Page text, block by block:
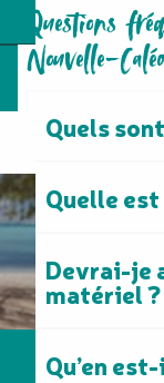
Questions
Nouvelle-
Quels
Quelle
Devrai-je
matériel ?
Qu’en